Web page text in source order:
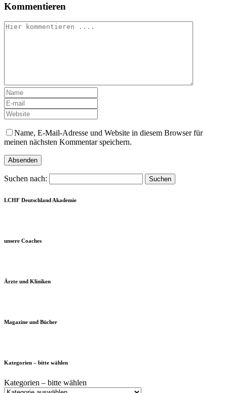
Kommentieren
Name, E-Mail-Adresse und Website in diesem Browser für
meinen nächsten Kommentar speichern.
Suchen nach:
LCHF Deutschland Akademie
unsere Coaches
Ärzte und Kliniken
Magazine und Bücher
Kategorien – bitte wählen
Kategorien – bitte wählen